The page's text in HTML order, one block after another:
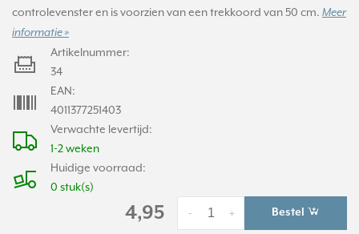
controlevenster en is voorzien van een trekkoord van 50 cm. Meer
informatie »
Verwachte levertijd:
1-2 weken
Huidige voorraad:
0 stuk(s)
Artikelnummer:
34
EAN:
4011377251403
4,95 +
- Bestel